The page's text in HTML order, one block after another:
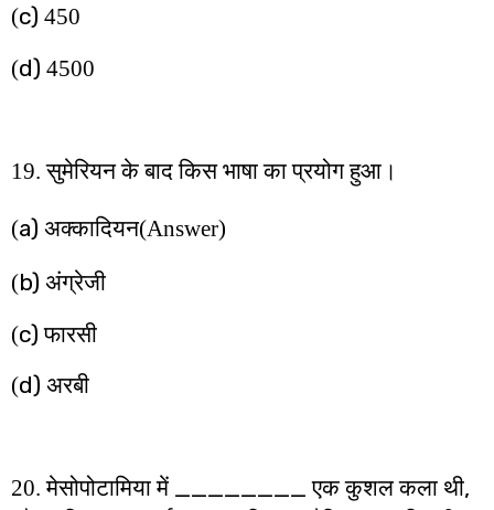
(c) 450
(d) 4500
19. सुमेरियन के बाद किस भाषा का प्रयोग हुआ।
(a) अक्कादियन(Answer)
(b) अंग्रेजी
(c)फारसी
(d) अरबी
20. मेसोपोटामिया में ________एक कुशल कला थी,